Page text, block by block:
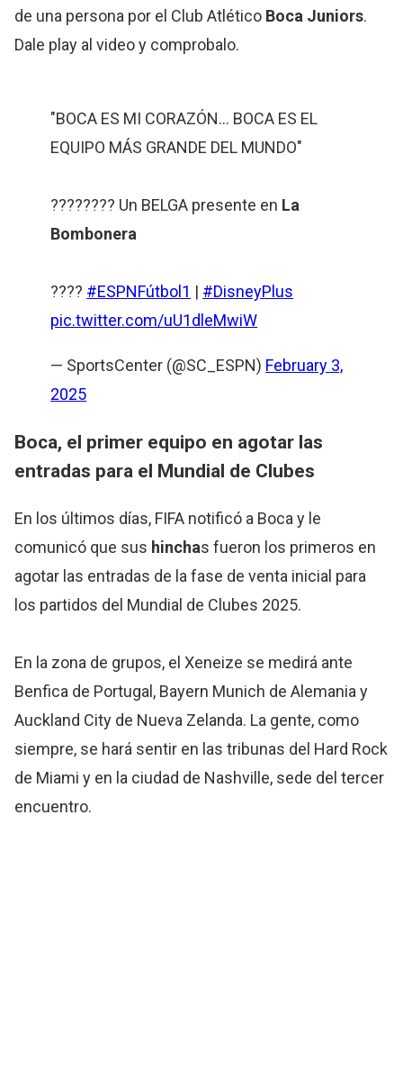
de una persona por el Club Atlético Boca Juniors.
Dale play al video y comprobalo.
"BOCA ES MI CORAZÓN... BOCA ES EL
EQUIPO MÁS GRANDE DEL MUNDO"
???????? Un BELGA presente en La
Bombonera
???? #ESPNFútbol1 | #DisneyPlus
pic.twitter.com/uU1dleMwiW
— SportsCenter (@SC_ESPN) February 3,
2025
Boca, el primer equipo en agotar las
entradas para el Mundial de Clubes
En los últimos días, FIFA notificó a Boca y le
comunicó que sus hinchas fueron los primeros en
agotar las entradas de la fase de venta inicial para
los partidos del Mundial de Clubes 2025.
En la zona de grupos, el Xeneize se medirá ante
Benfica de Portugal, Bayern Munich de Alemania y
Auckland City de Nueva Zelanda. La gente, como
siempre, se hará sentir en las tribunas del Hard Rock
de Miami y en la ciudad de Nashville, sede del tercer
encuentro.